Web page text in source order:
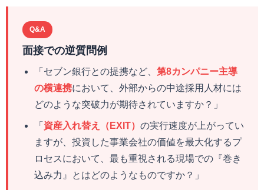
Q&A
面接での逆質問例
「セブン銀行との提携など、 第8カンパニー主導
の横連携において、外部からの中途採用人材には
どのような突破力が期待されていますか？」
「 資産入れ替え（EXIT） の実行速度が上がってい
ますが、投資した事業会社の価値を最大化するプ
ロセスにおいて、最も重視される現場での『巻き
込み力』とはどのようなものですか？」